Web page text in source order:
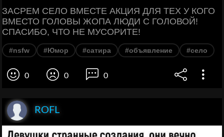
ЗАСPЕМ СЕЛО ВМЕСТЕ АКЦИЯ ДЛЯ ТЕХ У КОГО
ВМЕСТО ГОЛОВЫ ЖОПА ЛЮДИ С ГОЛОВОЙ!
СПАСИБО, ЧТО НЕ МУСОРИТЕ!
#nsfw #Юмор #сатира #объявление #село
0 0 0
ROFL